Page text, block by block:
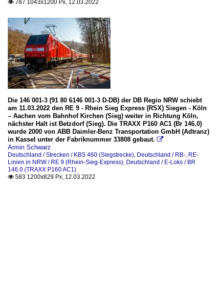
 787 1043x1200 Px, 12.03.2022
Die 146 001-3 (91 80 6146 001-3 D-DB) der DB Regio NRW schiebt
am 11.03.2022 den RE 9 - Rhein Sieg Express (RSX) Siegen - Köln
– Aachen vom Bahnhof Kirchen (Sieg) weiter in Richtung Köln,
nächster Halt ist Betzdorf (Sieg). Die TRAXX P160 AC1 (Br 146.0)
wurde 2000 von ABB Daimler-Benz Transportation GmbH (Adtranz)
in Kassel unter der Fabriknummer 33808 gebaut. 
Armin Schwarz
Deutschland / Strecken / KBS 460 (Siegstrecke) Deutschland / RB-, RE-
Linien in NRW / RE 9 (Rhein-Sieg-Express) Deutschland / E-Loks / BR
146.0 (TRAXX P160 AC1)
 583 1200x829 Px, 12.03.2022